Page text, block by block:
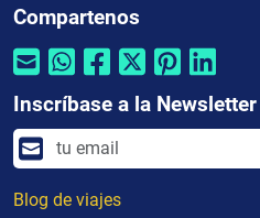
Compartenos
Inscríbase a la Newsletter
Blog de viajes